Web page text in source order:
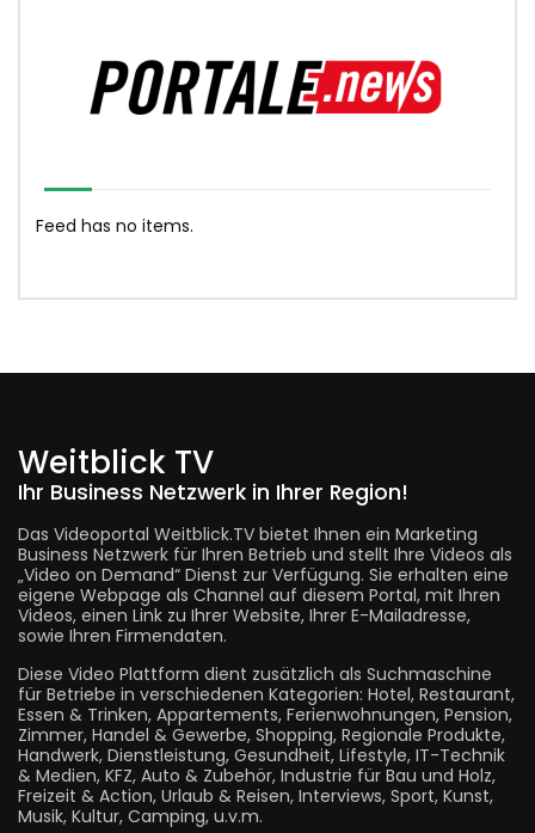
Feed has no items.
Weitblick TV
Ihr Business Netzwerk in Ihrer Region!
Das Videoportal Weitblick.TV bietet Ihnen ein Marketing
Business Netzwerk für Ihren Betrieb und stellt Ihre Videos als
„Video on Demand“ Dienst zur Verfügung. Sie erhalten eine
eigene Webpage als Channel auf diesem Portal, mit Ihren
Videos, einen Link zu Ihrer Website, Ihrer E-Mailadresse,
sowie Ihren Firmendaten.
Diese Video Plattform dient zusätzlich als Suchmaschine
für Betriebe in verschiedenen Kategorien: Hotel, Restaurant,
Essen & Trinken, Appartements, Ferienwohnungen, Pension,
Zimmer, Handel & Gewerbe, Shopping, Regionale Produkte,
Handwerk, Dienstleistung, Gesundheit, Lifestyle, IT-Technik
& Medien, KFZ, Auto & Zubehör, Industrie für Bau und Holz,
Freizeit & Action, Urlaub & Reisen, Interviews, Sport, Kunst,
Musik, Kultur, Camping, u.v.m.